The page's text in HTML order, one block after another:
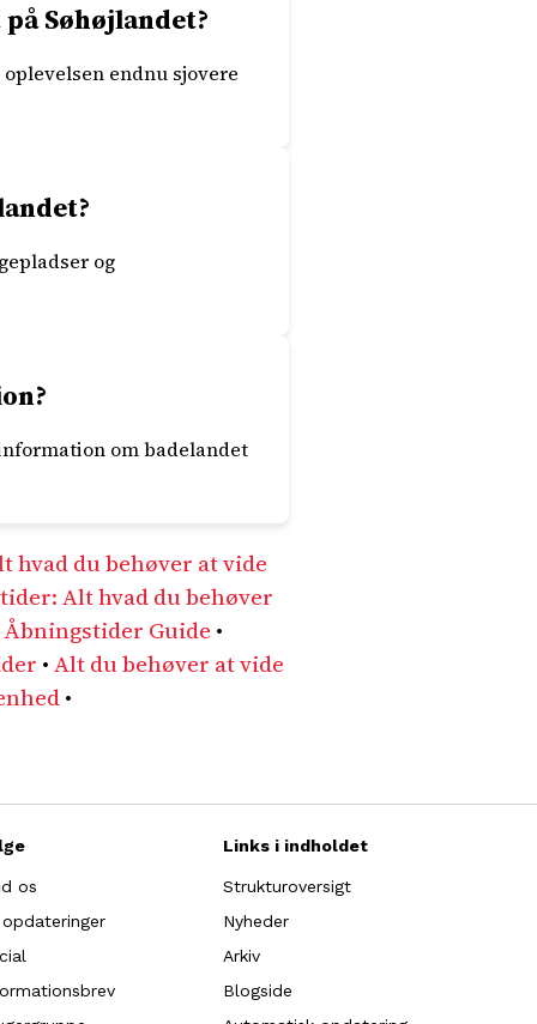
Søhøjlandet?
endnu sjovere
og
om badelandet
hvad du behøver at vide
Alt hvad du behøver
Guide •
•Alt du behøver at vide
•
os
opdateringer
Links i indholdet
Strukturoversigt
Nyheder
Arkiv
Blogside